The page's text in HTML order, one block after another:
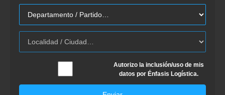
Autorizo la inclusión/uso de mis
datos por Énfasis Logística.